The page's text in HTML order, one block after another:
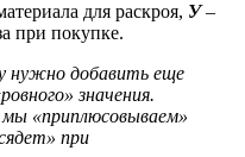
для раскроя, У–
при покупке.
нужно добавить еще
значения.
«приплюсовываем»
при